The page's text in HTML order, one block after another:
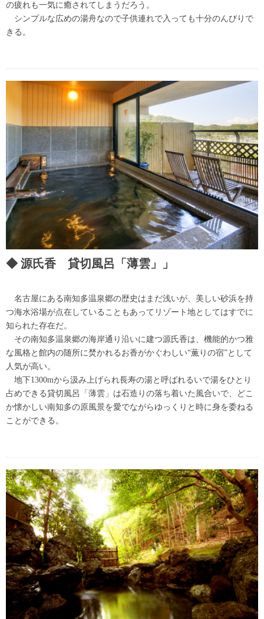
の疲れも一気に癒されてしまうだろう。
シンプルな広めの湯舟なので子供連れで入っても十分のんびりで
きる。
源氏香 貸切風呂「薄雲」」
名古屋にある南知多温泉郷の歴史はまだ浅いが、美しい砂浜を持
つ海水浴場が点在していることもあってリゾート地としてはすでに
知られた存在だ。
その南知多温泉郷の海岸通り沿いに建つ源氏香は、機能的かつ雅
な風格と館内の随所に焚かれるお香がかぐわしい“薫りの宿”として
人気が高い。
地下1300mから汲み上げられ長寿の湯と呼ばれるいで湯をひとり
占めできる貸切風呂「薄雲」は石造りの落ち着いた風合いで、どこ
か懐かしい南知多の原風景を愛でながらゆっくりと時に身を委ねる
ことができる。